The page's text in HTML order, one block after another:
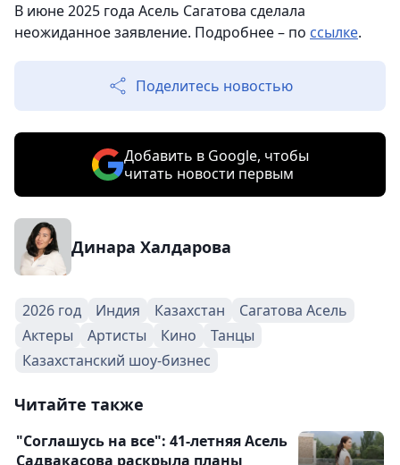
В июне 2025 года Асель Сагатова сделала
неожиданное заявление. Подробнее – по ссылке.
Поделитесь новостью
Добавить в Google, чтобы
читать новости первым
Динара Халдарова
2026 год Индия Казахстан
Сагатова Асель
Актеры
Артисты Кино
Танцы
Казахстанский шоу-бизнес
Читайте также
"Соглашусь на все": 41-летняя Асель
Садвакасова раскрыла планы